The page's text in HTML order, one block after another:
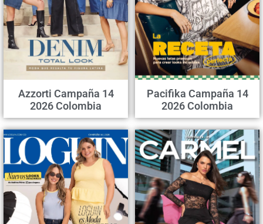
Azzorti Campaña 14
2026 Colombia
Pacifika Campaña 14
2026 Colombia